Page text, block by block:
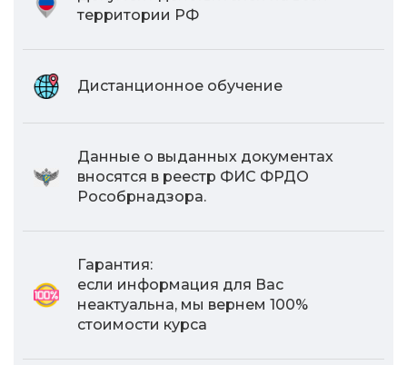
территории РФ
Дистанционное обучение
Данные о выданных документах
вносятся в реестр ФИС ФРДО
Рособрнадзора.
Гарантия:
если информация для Вас
неактуальна, мы вернем 100%
стоимости курса